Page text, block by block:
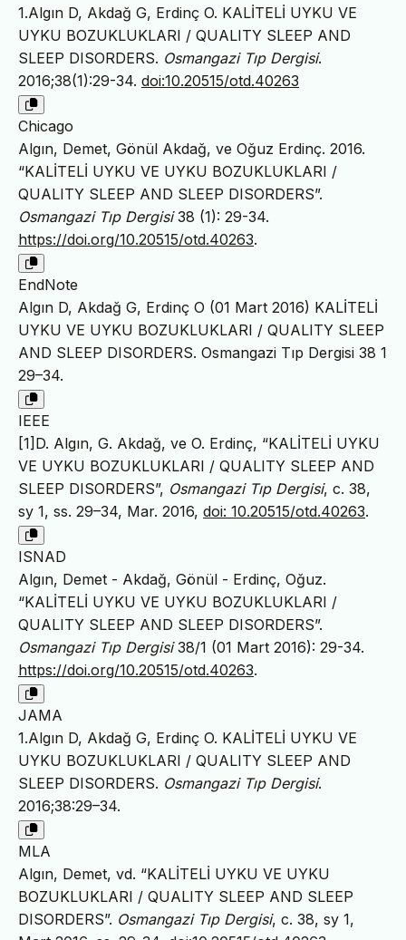
1.Algın D, Akdağ G, Erdinç O. KALİTELİ UYKU VE
UYKU BOZUKLUKLARI / QUALITY SLEEP AND
SLEEP DISORDERS. Osmangazi Tıp Dergisi.
2016;38(1):29-34. doi:10.20515/otd.40263
Chicago
Algın, Demet, Gönül Akdağ, ve Oğuz Erdinç. 2016.
“KALİTELİ UYKU VE UYKU BOZUKLUKLARI /
QUALITY SLEEP AND SLEEP DISORDERS”.
Osmangazi Tıp Dergisi38 (1): 29-34.
https://doi.org/10.20515/otd.40263.
EndNote
Algın D, Akdağ G, Erdinç O (01 Mart 2016) KALİTELİ
UYKU VE UYKU BOZUKLUKLARI / QUALITY SLEEP
AND SLEEP DISORDERS. Osmangazi Tıp Dergisi 38 1
29–34.
IEEE
[1]D. Algın, G. Akdağ, ve O. Erdinç, “KALİTELİ UYKU
VE UYKU BOZUKLUKLARI / QUALITY SLEEP AND
SLEEP DISORDERS”, Osmangazi Tıp Dergisi, c. 38,
sy 1, ss. 29–34, Mar. 2016, doi: 10.20515/otd.40263.
ISNAD
Algın, Demet - Akdağ, Gönül - Erdinç, Oğuz.
“KALİTELİ UYKU VE UYKU BOZUKLUKLARI /
QUALITY SLEEP AND SLEEP DISORDERS”.
Osmangazi Tıp Dergisi38/1 (01 Mart 2016): 29-34.
https://doi.org/10.20515/otd.40263.
JAMA
1.Algın D, Akdağ G, Erdinç O. KALİTELİ UYKU VE
UYKU BOZUKLUKLARI / QUALITY SLEEP AND
SLEEP DISORDERS. Osmangazi Tıp Dergisi.
2016;38:29–34.
MLA
Algın, Demet, vd. “KALİTELİ UYKU VE UYKU
BOZUKLUKLARI / QUALITY SLEEP AND SLEEP
DISORDERS”. Osmangazi Tıp Dergisi, c. 38, sy 1,